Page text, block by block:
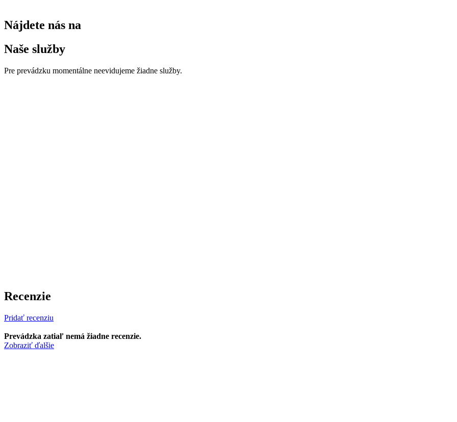
Nájdete nás na
Naše služby
Pre prevádzku momentálne neevidujeme žiadne služby.
Recenzie
Pridať recenziu
Prevádzka zatiaľ nemá žiadne recenzie.
Zobraziť ďalšie